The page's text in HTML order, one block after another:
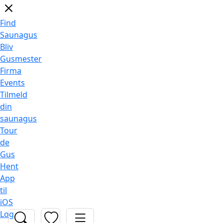
Find
Saunagus
Bliv
Gusmester
Firma
Events
Tilmeld
din
saunagus
Tour
de
Gus
Hent
App
til
iOS
Log